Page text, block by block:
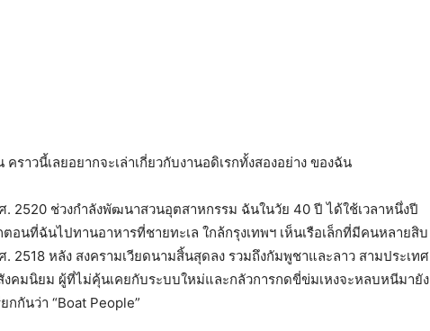
าวนี้เลยอยากจะเล่าเกี่ยวกับงานอดิเรกทั้งสองอย่าง ของฉัน
2520 ช่วงกำลังพัฒนาสวนอุตสาหกรรม ฉันในวัย 40 ปี ได้ใช้เวลาหนึ่งปี
นที่ฉันไปทานอาหารที่ชายทะเล ใกล้กรุงเทพฯ เห็นเรือเล็กที่มีคนหลายสิบ
หลัง สงครามเวียดนามสิ้นสุดลง รวมถึงกัมพูชาและลาว สามประเทศ
คมนิยม ผู้ที่ไม่คุ้นเคยกับระบบใหม่และกลัวการกดขี่ข่มเหงจะหลบหนีมายัง
กกันว่า “Boat People”